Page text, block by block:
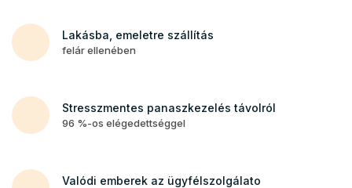
Lakásba, emeletre szállítás
felár ellenében
Stresszmentes panaszkezelés távolról
96 %-os elégedettséggel
Valódi emberek az ügyfélszolgálato